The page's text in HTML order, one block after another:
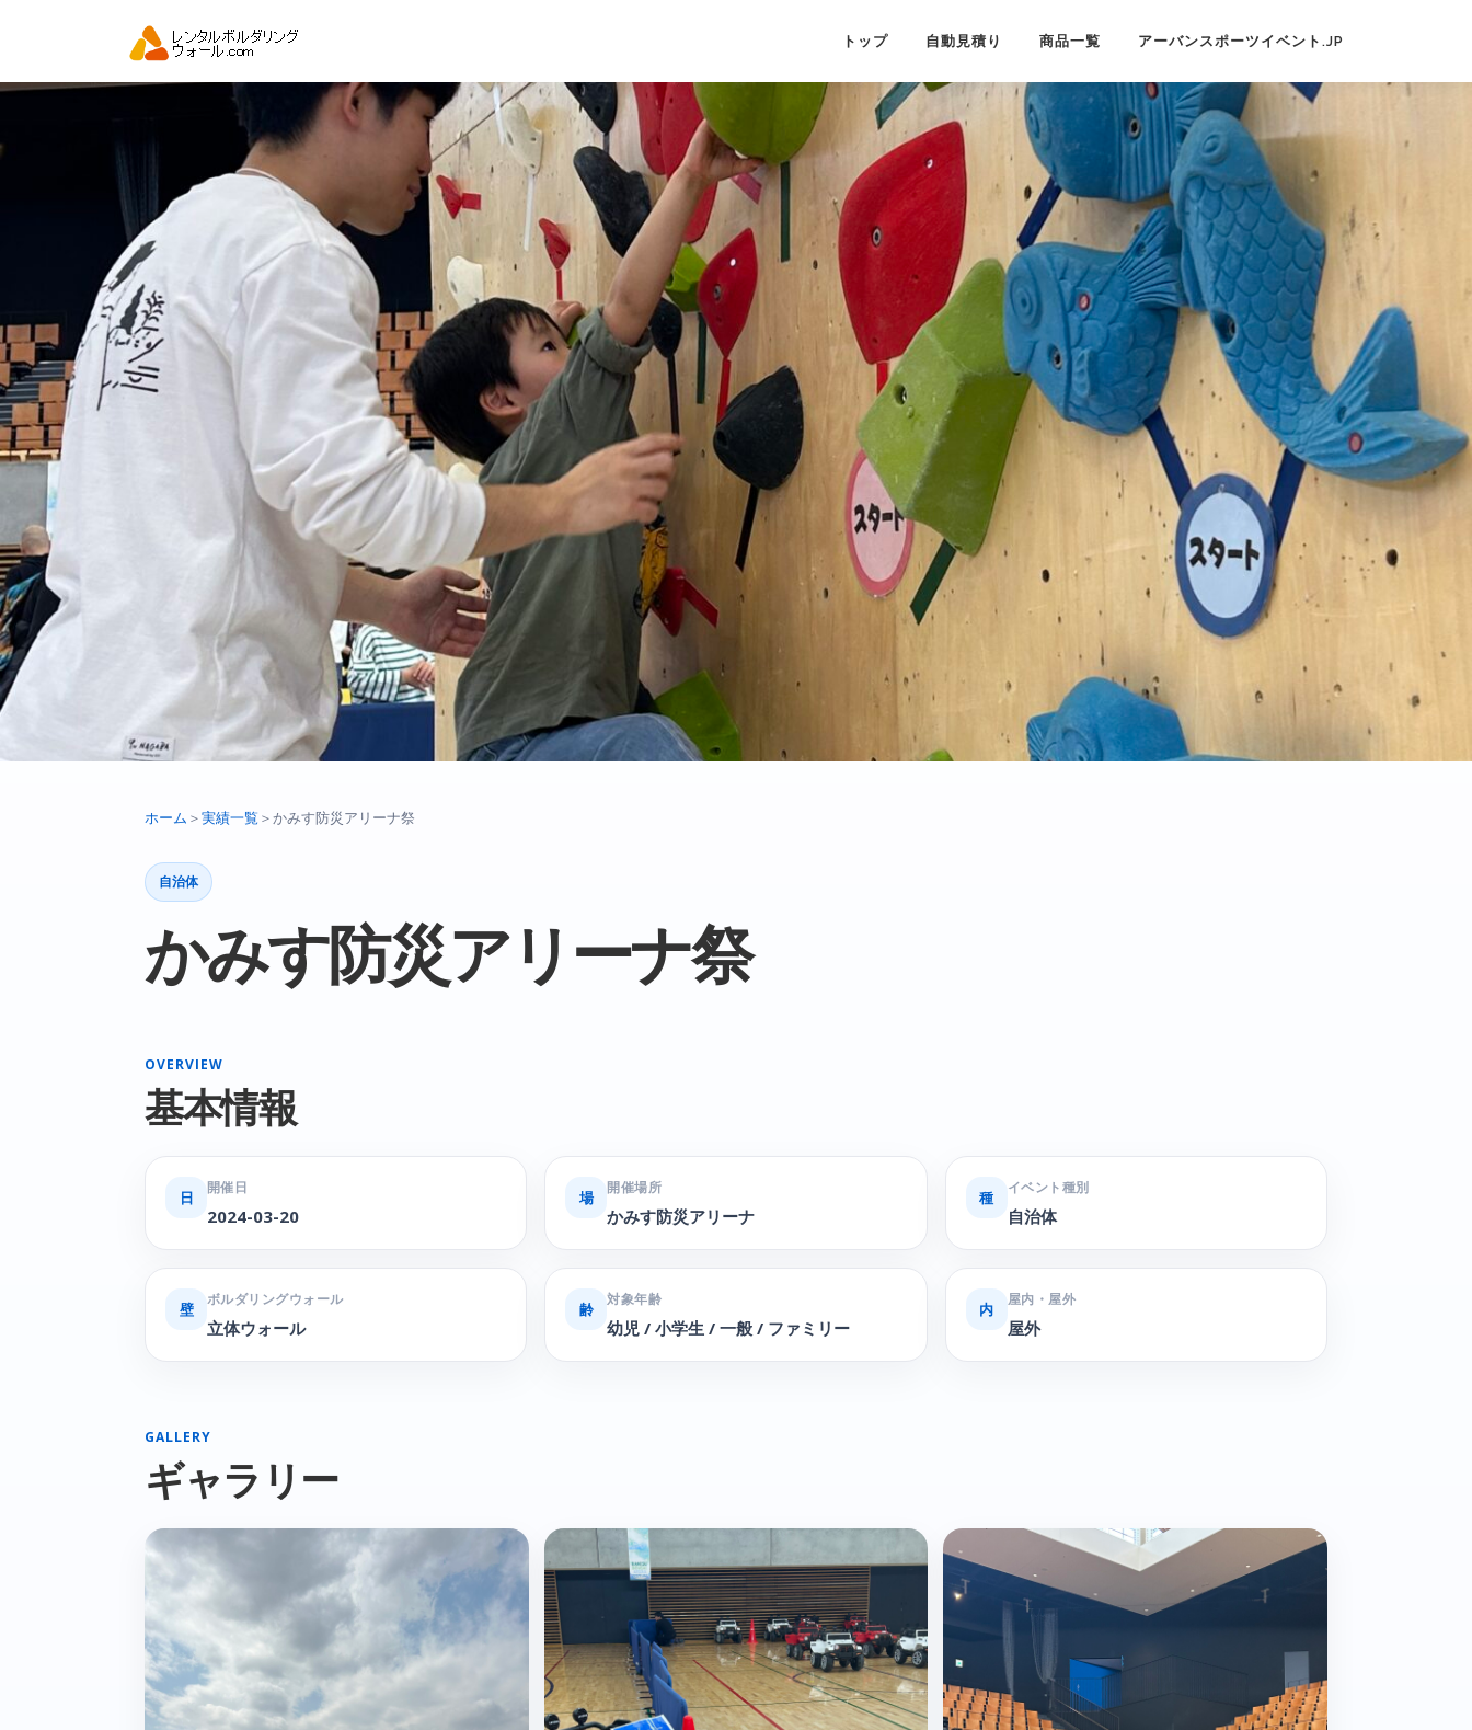
ン
トップ 自動見積り 商品一覧 アーバンスポーツイベント.JP
ホーム ＞実績一覧 ＞かみす防災アリーナ祭
自治体
かみす防災アリーナ祭
OVERVIEW
基本情報
日
開催日
2024-03-20
場
開催場所
かみす防災アリーナ
種
イベント種別
自治体
壁
ボルダリングウォール
立体ウォール
齢
対象年齢
幼児 / 小学生 / 一般 / ファミリー
内
屋内・屋外
屋外
GALLERY
ギャラリー